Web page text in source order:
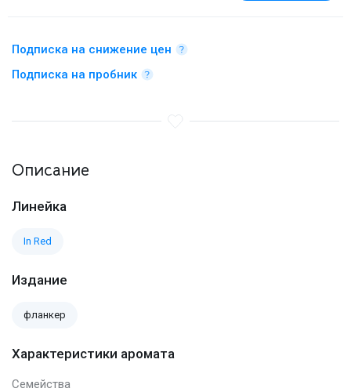
Подписка на снижение цен
Подписка на пробник
Описание
Линейка
In Red
Издание
фланкер
Характеристики аромата
Семейства